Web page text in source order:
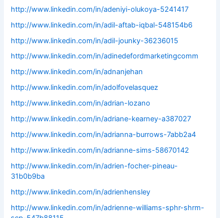
http://www.linkedin.com/in/adeniyi-olukoya-5241417
http://www.linkedin.com/in/adil-aftab-iqbal-548154b6
http://www.linkedin.com/in/adil-jounky-36236015
http://www.linkedin.com/in/adinedefordmarketingcomm
http://www.linkedin.com/in/adnanjehan
http://www.linkedin.com/in/adolfovelasquez
http://www.linkedin.com/in/adrian-lozano
http://www.linkedin.com/in/adriane-kearney-a387027
http://www.linkedin.com/in/adrianna-burrows-7abb2a4
http://www.linkedin.com/in/adrianne-sims-58670142
http://www.linkedin.com/in/adrien-focher-pineau-
31b0b9ba
http://www.linkedin.com/in/adrienhensley
http://www.linkedin.com/in/adrienne-williams-sphr-shrm-